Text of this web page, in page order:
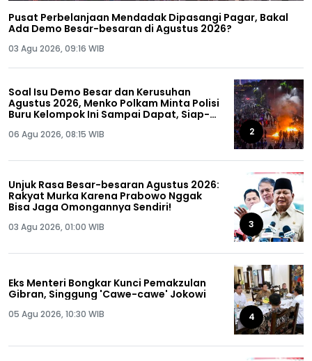
Pusat Perbelanjaan Mendadak Dipasangi Pagar, Bakal
Ada Demo Besar-besaran di Agustus 2026?
03 Agu 2026, 09:16 WIB
Soal Isu Demo Besar dan Kerusuhan
Agustus 2026, Menko Polkam Minta Polisi
Buru Kelompok Ini Sampai Dapat, Siap-
06 Agu 2026, 08:15 WIB 2
Unjuk Rasa Besar-besaran Agustus 2026:
Rakyat Murka Karena Prabowo Nggak
Bisa Jaga Omongannya Sendiri!
03 Agu 2026, 01:00 WIB 3
Eks Menteri Bongkar Kunci Pemakzulan
Gibran, Singgung 'Cawe-cawe' Jokowi
05 Agu 2026, 10:30 WIB 4